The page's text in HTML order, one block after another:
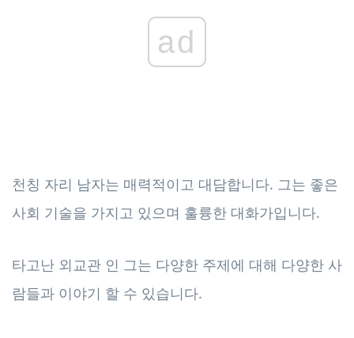
ad
천칭 자리 남자는 매력적이고 대담합니다. 그는 좋은
사회 기술을 가지고 있으며 훌륭한 대화가입니다.
타고난 외교관 인 그는 다양한 주제에 대해 다양한 사
람들과 이야기 할 수 있습니다.